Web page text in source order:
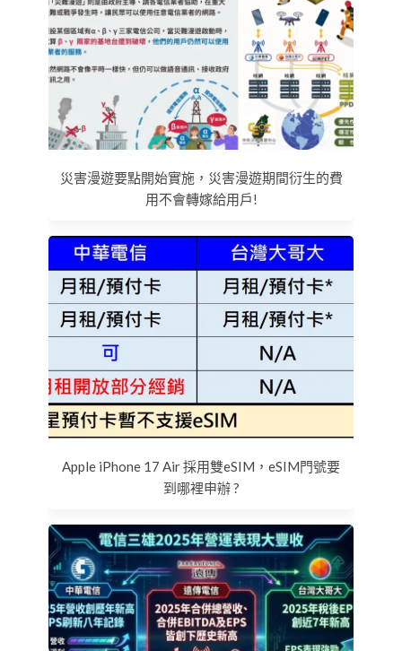
災害漫遊要點開始實施，災害漫遊期間衍生的費
用不會轉嫁給用戶!
Apple iPhone 17 Air 採用雙eSIM，eSIM門號要
到哪裡申辦 ?